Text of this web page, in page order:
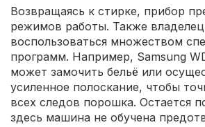
Возвращаясь к стирке, прибор
режимов работы. Также
воспользоваться множеством
программ. Например, Samsung
может замочить бельё или
усиленное полоскание, чтобы
всех следов порошка. Остается
здесь машина не обучена